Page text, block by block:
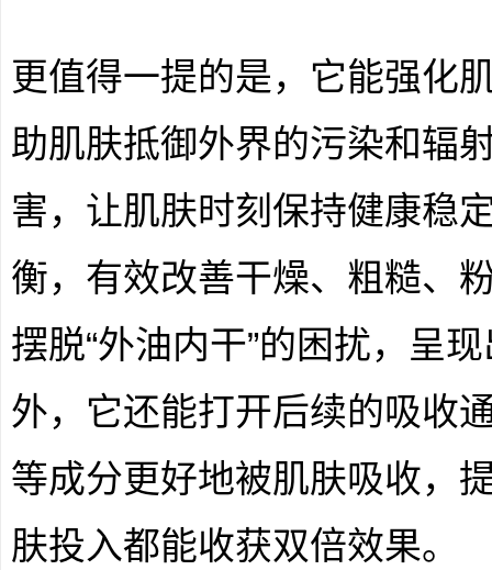
更值得一提的是，它能强化
助肌肤抵御外界的污染和辐
害，让肌肤时刻保持健康稳
衡，有效改善干燥、粗糙、
摆脱“外油内干”的困扰，呈
外，它还能打开后续的吸收
等成分更好地被肌肤吸收，
肤投入都能收获双倍效果。